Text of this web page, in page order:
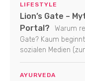
LIFESTYLE
Lion’s Gate –
Portal?
Warum
Gate? Kaum
sozialen Medien
AYURVEDA